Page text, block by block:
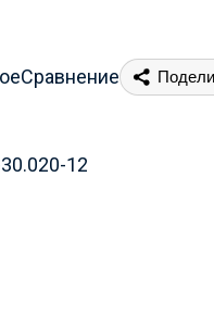
Сравнение